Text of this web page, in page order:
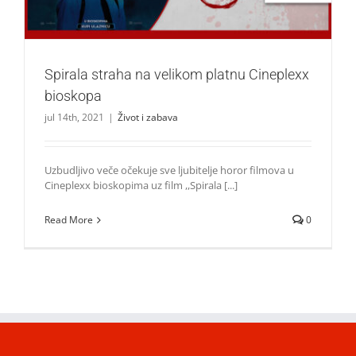
Spirala straha na velikom platnu Cineplexx
bioskopa
jul 14th, 2021 | Život i zabava
Uzbudljivo veče očekuje sve ljubitelje horor filmova u
Cineplexx bioskopima uz film ,,Spirala [...]
Read More 0